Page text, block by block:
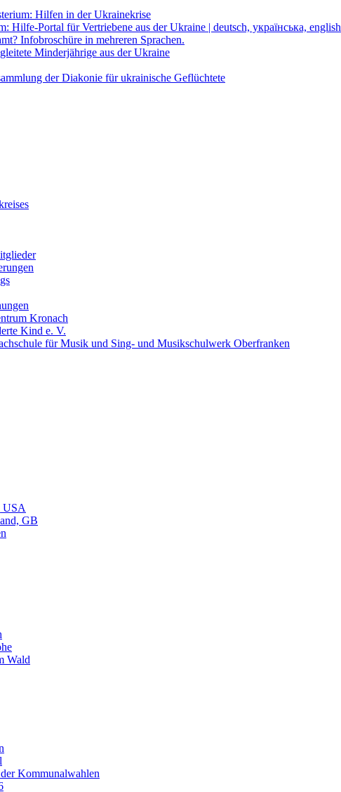
Hilfen in der Ukrainekrise
Hilfe-Portal für Vertriebene aus der Ukraine | deutsch, українська, english
Infobroschüre in mehreren Sprachen.
Minderjährige aus der Ukraine
der Diakonie für ukrainische Geflüchtete
Kronach
Kind e. V.
für Musik und Sing- und Musikschulwerk Oberfranken
USA
GB
Wald
Kommunalwahlen